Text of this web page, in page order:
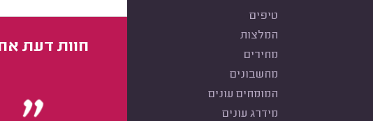
טיפים
המלצות
מחירים
מחשבונים
המומחים עונים
מידרג עונים
חוות דעת